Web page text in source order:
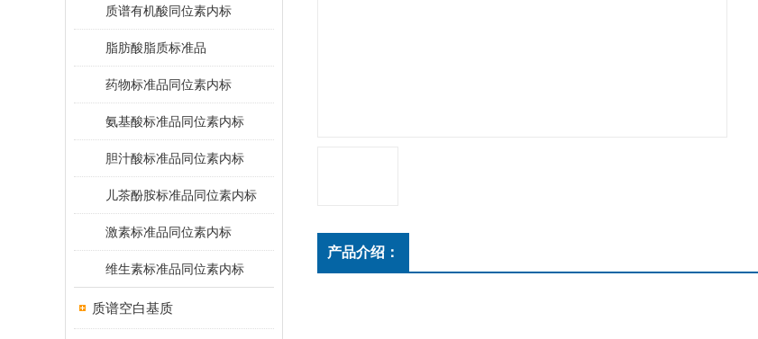
质谱有机酸同位素内标
脂肪酸脂质标准品
药物标准品同位素内标
氨基酸标准品同位素内标
胆汁酸标准品同位素内标
儿茶酚胺标准品同位素内标
激素标准品同位素内标
维生素标准品同位素内标
质谱空白基质
产品介绍：